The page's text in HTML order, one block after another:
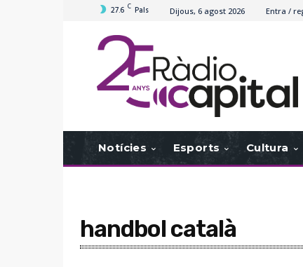
27.6 C Pals Dijous, 6 agost 2026 Entra /
Notícies Esports Cultura
handbol català